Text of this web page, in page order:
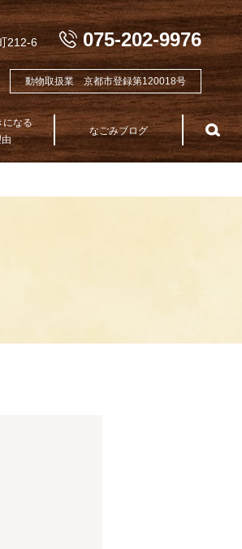
212-6 075-202-9976
動物取扱業 京都市登録第120018号
になる
なごみブログ